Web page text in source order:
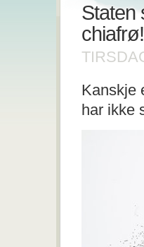
Staten
chiafrø!
Kanskje
har ikke